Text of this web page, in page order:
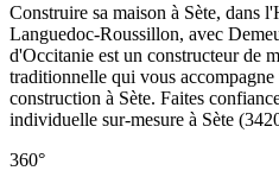
Construire sa maison à Sète, dans
Languedoc-Roussillon, avec
d'Occitanie est un constructeur de
traditionnelle qui vous
construction à Sète. Faites
individuelle sur-mesure à Sète
360°